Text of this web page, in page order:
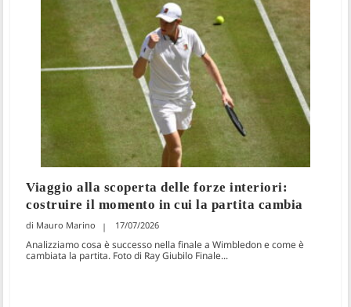
Viaggio alla scoperta delle forze interiori:
costruire il momento in cui la partita cambia
Mauro Marino 17/07/2026
Analizziamo cosa è successo nella finale a Wimbledon e come è
cambiata la partita. Foto di Ray Giubilo Finale...